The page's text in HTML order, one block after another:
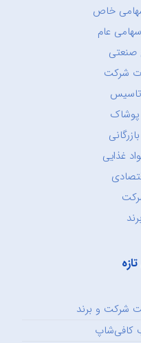
خاص
عام
شرکت
تاسیس
پوشاک
غذایی
شرکت و برند
کافی‌شاپ